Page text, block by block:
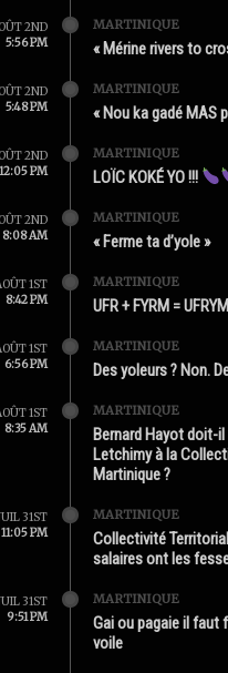
2ND
5:56 PM
MARTINIQUE
« Mérine rivers to
2ND
5:48 PM
MARTINIQUE
« Nou ka gadé MAS
2ND
12:05 PM
MARTINIQUE
LOÏC KOKÉ YO !!!
2ND
8:08 AM
MARTINIQUE
« Ferme ta d’yole »
1ST
8:42 PM
MARTINIQUE
UFR + FYRM = UFRYM
1ST
6:56 PM
MARTINIQUE
Des yoleurs ? Non.
1ST
8:35 AM
MARTINIQUE
Bernard Hayot doit-
Letchimy à la
Martinique ?
31ST
11:05 PM
MARTINIQUE
Collectivité
salaires ont les
31ST
9:51 PM
MARTINIQUE
Gai ou pagaie il faut
voile